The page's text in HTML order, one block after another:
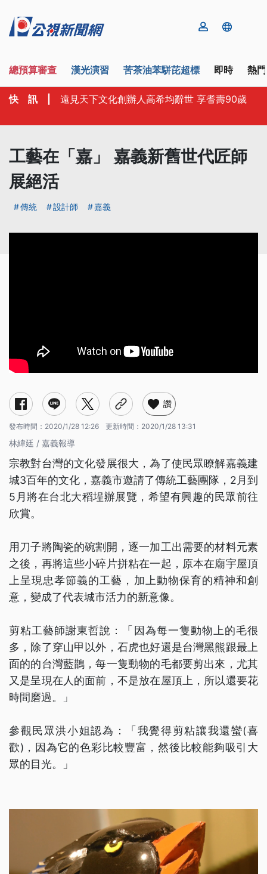
總預算審查 漢光演習 苦茶油苯駢芘超標 即時 熱
快 訊 遠見天下文化創辦人高希均辭世 享耆壽90歲
工藝在「嘉」 嘉義新舊世代匠師
展絕活
傳統 設計師 嘉義
讚
發布時間： 2020/1/28 12:26 更新時間： 2020/1/28 13:31
林緯廷 / 嘉義報導
宗教對台灣的文化發展很大，為了使民眾瞭解嘉義建
城3百年的文化，嘉義市邀請了傳統工藝團隊，2月到
5月將在台北大稻埕辦展覽，希望有興趣的民眾前往
欣賞。
用刀子將陶瓷的碗割開，逐一加工出需要的材料元素
之後，再將這些小碎片拼粘在一起，原本在廟宇屋頂
上呈現忠孝節義的工藝，加上動物保育的精神和創
意，變成了代表城市活力的新意像。
剪粘工藝師謝東哲說：「因為每一隻動物上的毛很
多，除了穿山甲以外，石虎也好還是台灣黑熊跟最上
面的的台灣藍鵲，每一隻動物的毛都要剪出來，尤其
又是呈現在人的面前，不是放在屋頂上，所以還要花
時間磨過。」
參觀民眾洪小姐認為：「我覺得剪粘讓我還蠻(喜
歡)，因為它的色彩比較豐富，然後比較能夠吸引大
眾的目光。」